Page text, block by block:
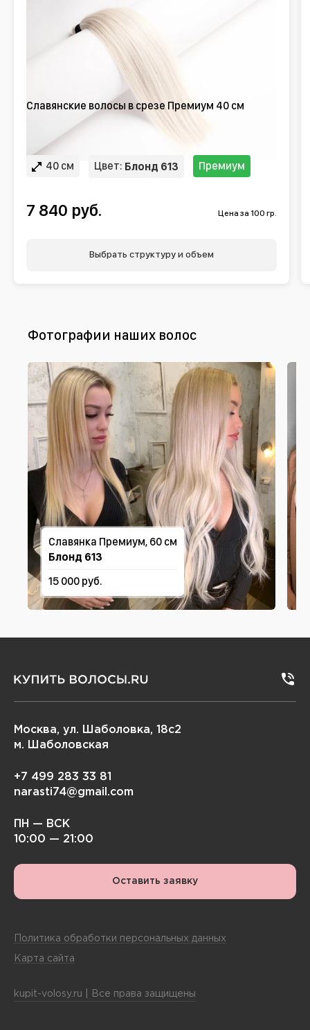
Славянские волосы в срезе Премиум 40 см
40 см Цвет: Блонд 613 Премиум
7 840 руб. Цена за 100 гр.
Выбрать структуру и объем
Фотографии наших волос
Славянка Премиум, 60 см
Блонд 613
15 000 руб.
Москва, ул. Шаболовка, 18с2
м. Шаболовская
+7 499 283 33 81
narasti74@gmail.com
ПН — ВСК
10:00 — 21:00
Оставить заявку
Политика обработки персональных данных
Карта сайта
kupit-volosy.ru | Все права защищены